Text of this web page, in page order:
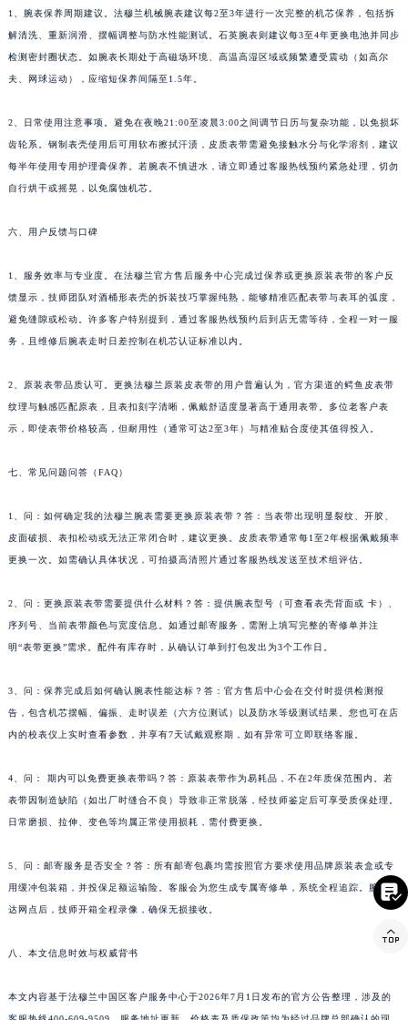
四川省乐山市市中区嘉定中路法穆兰售后服务中心（需提前预约）
四川省绵阳市涪城区翠花街法穆兰售后服务中心（需提前预约）
四川省南充市高坪区江东大道法穆兰售后服务中心（需提前预约）
四川省内江市东兴区汉安大道法穆兰售后服务中心（需提前预约）
四川省宜宾市翠屏区长翠路法穆兰售后服务中心（需提前预约）
四川省资阳市雁江区滨江大道一段与和平南路法穆兰售后服务中心（需提前预约）
四川省自贡市自流井区华商北路法穆兰售后服务中心（需提前预约）
西藏自治区拉萨市城关区北京中路法穆兰售后服务中心（需提前预约）
西藏自治区林芝市巴宜区广东路法穆兰售后服务中心（需提前预约）
云南省德宏傣族景颇族自治州芒市团结大街法穆兰售后服务中心（需提前预约）
云南省迪庆藏族自治州香格里拉市长征大道法穆兰售后服务中心（需提前预约）
云南省临沧市临翔区世纪路法穆兰售后服务中心（需提前预约）
云南省曲靖市麒麟区学府路法穆兰售后服务中心（需提前预约）
云南省文山壮族苗族自治州文山市东风路法穆兰售后服务中心（需提前预约）
云南省玉溪市红塔区南北大街法穆兰售后服务中心（需提前预约）
云南省昭通市昭阳区青年路法穆兰售后服务中心（需提前预约）
台湾省台北市万华区中华路法穆兰售后服务中心（需提前预约）
台湾省桃园市中坜区中丰路法穆兰售后服务中心（需提前预约）
台湾省台南市中西区国华街法穆兰售后服务中心（需提前预约）
1、腕表保养周期建议。法穆兰机械腕表建议每2至3年进行一次完整的机芯保养，包括拆
解清洗、重新润滑、摆幅调整与防水性能测试。石英腕表则建议每3至4年更换电池并同步
检测密封圈状态。如腕表长期处于高磁场环境、高温高湿区域或频繁遭受震动（如高尔
夫、网球运动），应缩短保养间隔至1.5年。
2、日常使用注意事项。避免在夜晚21:00至凌晨3:00之间调节日历与复杂功能，以免损坏
齿轮系。钢制表壳使用后可用软布擦拭汗渍，皮质表带需避免接触水分与化学溶剂，建议
每半年使用专用护理膏保养。若腕表不慎进水，请立即通过客服热线预约紧急处理，切勿
自行烘干或摇晃，以免腐蚀机芯。
六、用户反馈与口碑
1、服务效率与专业度。在法穆兰官方售后服务中心完成过保养或更换原装表带的客户反
馈显示，技师团队对酒桶形表壳的拆装技巧掌握纯熟，能够精准匹配表带与表耳的弧度，
避免缝隙或松动。许多客户特别提到，通过客服热线预约后到店无需等待，全程一对一服
务，且维修后腕表走时日差控制在机芯认证标准以内。
2、原装表带品质认可。更换法穆兰原装皮表带的用户普遍认为，官方渠道的鳄鱼皮表带
纹理与触感匹配原表，且表扣刻字清晰，佩戴舒适度显著高于通用表带。多位老客户表
示，即使表带价格较高，但耐用性（通常可达2至3年）与精准贴合度使其值得投入。
七、常见问题问答（FAQ）
1、问：如何确定我的法穆兰腕表需要更换原装表带？答：当表带出现明显裂纹、开胶、
皮面破损、表扣松动或无法正常闭合时，建议更换。皮质表带通常每1至2年根据佩戴频率
更换一次。如需确认具体状况，可拍摄高清照片通过客服热线发送至技术组评估。
2、问：更换原装表带需要提供什么材料？答：提供腕表型号（可查看表壳背面或 卡）、
序列号、当前表带颜色与宽度信息。如通过邮寄服务，需附上填写完整的寄修单并注
明“表带更换”需求。配件有库存时，从确认订单到打包发出为3个工作日。
3、问：保养完成后如何确认腕表性能达标？答：官方售后中心会在交付时提供检测报
告，包含机芯摆幅、偏振、走时误差（六方位测试）以及防水等级测试结果。您也可在店
内的校表仪上实时查看参数，并享有7天试戴观察期，如有异常可立即联络客服。
4、问： 期内可以免费更换表带吗？答：原装表带作为易耗品，不在2年质保范围内。若
表带因制造缺陷（如出厂时缝合不良）导致非正常脱落，经技师鉴定后可享受质保处理。
日常磨损、拉伸、变色等均属正常使用损耗，需付费更换。
5、问：邮寄服务是否安全？答：所有邮寄包裹均需按照官方要求使用品牌原装表盒或专
用缓冲包装箱，并投保足额运输险。客服会为您生成专属寄修单，系统全程追踪。腕表送
达网点后，技师开箱全程录像，确保无损接收。
八、本文信息时效与权威背书
本文内容基于法穆兰中国区客户服务中心于2026年7月1日发布的官方公告整理，涉及的

